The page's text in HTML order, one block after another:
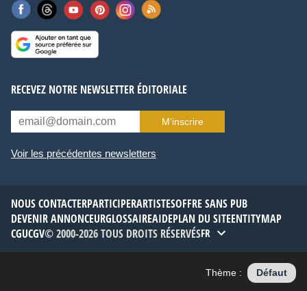
RECEVEZ NOTRE NEWSLETTER ÉDITORIALE
M’inscrire
Voir les précédentes newsletters
NOUS CONTACTERPARTICIPERARTISTESOFFRE SANS PUB
DEVENIR ANNONCEURGLOSSAIREAIDEPLAN DU SITEENTITYMAP
CGUCGV© 2000-2026 TOUS DROITS RÉSERVÉSFR
Thème : Défaut